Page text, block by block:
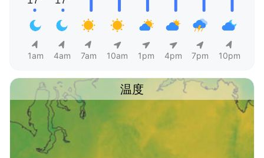
1am 4am 7am 10am 1pm 4pm 7pm 10pm
温度